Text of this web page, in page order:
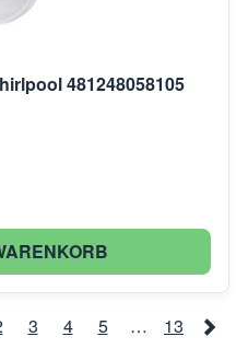
481248058105
3 4 5 … 13